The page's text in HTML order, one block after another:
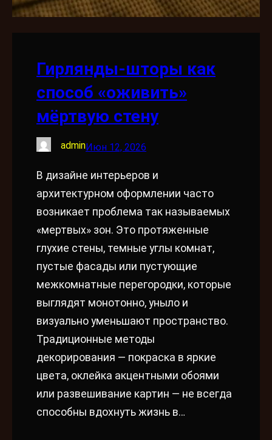
Гирлянды-шторы как
способ «оживить»
мёртвую стену
adminИюн 12, 2026
В дизайне интерьеров и
архитектурном оформлении часто
возникает проблема так называемых
«мертвых» зон. Это протяженные
глухие стены, темные углы комнат,
пустые фасады или пустующие
межкомнатные перегородки, которые
выглядят монотонно, уныло и
визуально уменьшают пространство.
Традиционные методы
декорирования — покраска в яркие
цвета, оклейка акцентными обоями
или развешивание картин — не всегда
способны вдохнуть жизнь в…